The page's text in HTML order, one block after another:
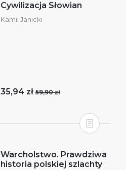
Cywilizacja Słowian
Kamil Janicki
35,94 zł 59,90 zł
Warcholstwo. Prawdziwa
historia polskiej szlachty